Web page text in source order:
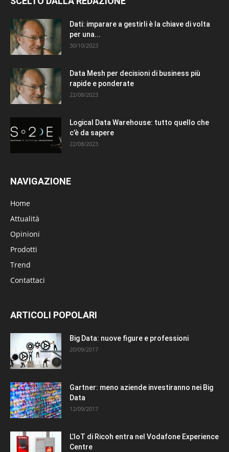
Dati: imparare a gestirli è la chiave di volta
per una...
30/10/2023
Data Mesh per decisioni di business più
rapide e ponderate
22/08/2023
Logical Data Warehouse: tutto quello che
c’è da sapere
22/08/2023
NAVIGAZIONE
Home
Attualità
Opinioni
Prodotti
Trend
Contattaci
ARTICOLI POPOLARI
Big Data: nuove figure e professioni
20/09/2017
Gartner: meno aziende investiranno nei Big
Data
12/09/2017
L’IoT di Ricoh entra nel Vodafone Experience
Centre